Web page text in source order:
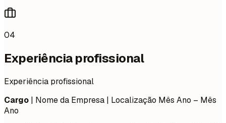
04
Experiência profissional
Experiência profissional
Cargo | Nome da Empresa | Localização Mês Ano – Mês
Ano